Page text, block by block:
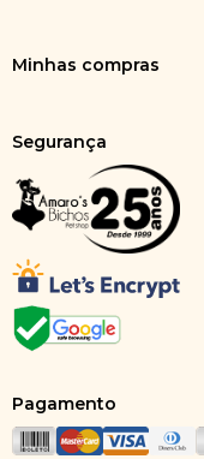
Minhas compras
Segurança
Pagamento